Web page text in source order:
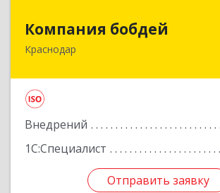
Компания бобдей
Краснодар
Внедрений
1С:Специалист
Отправить заявку
350010, Краснодарский край,
Отправить заявку